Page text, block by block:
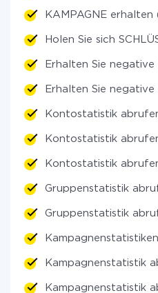
KAMPAGNE erhalten
Holen Sie sich
Erhalten Sie negative
Erhalten Sie negative
Kontostatistik
Kontostatistik
Kontostatistik
Gruppenstatistik
Gruppenstatistik
Kampagnenstatistik
Kampagnenstatistik